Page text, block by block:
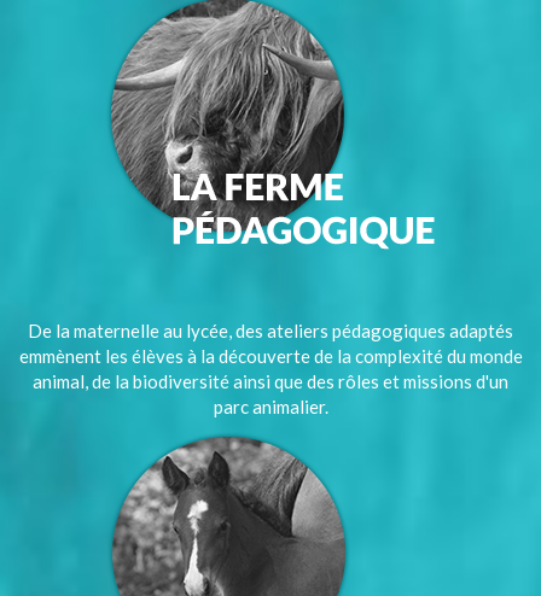
De la maternelle au lycée, des ateliers pédagogiques adaptés
emmènent les élèves à la découverte de la complexité du monde
animal, de la biodiversité ainsi que des rôles et missions d'un
parc animalier.